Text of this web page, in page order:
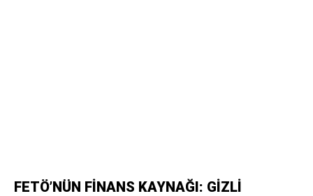
FETÖ’NÜN FİNANS KAYNAĞI: GİZLİ